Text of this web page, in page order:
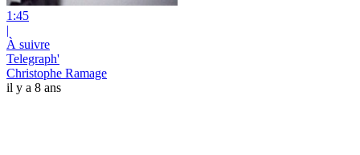
1:45
|
À suivre
Telegraph'
Christophe Ramage
il y a 8 ans